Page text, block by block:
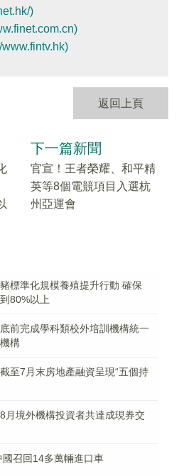
)
www.fintv.hk)
返回上頁
下一篇新聞
官宣！王者榮耀、和平精
英等8個電競項目入選杭
州亞運會
標準化規模養殖提升行動 確保
80%以上
前完成學科類校外培訓機構統一
構
至7月末房地產融資呈現“五個持
月境外機構投資者共達成現券交
召回14多萬輛進口車